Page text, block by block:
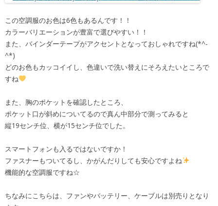
この空調服のお色は6色もあるんです！！
カラーバリエーションが豊富で選びやすい！！
また、バインダーテープがアクセントとなっておしゃれですね(*^-
^*)
どのお色もカッコイイし、色違いで洗い替えにそろえたいところで
すね
また、胸のポケットを確認したところ、
ポケット口が斜めについてるので真ん中部分で測ってみると
縦19センチ位、横が15センチ位でした。
スマートフォンも入るではないですか！
ファスナーもついてるし、かがんだりしても安心ですよね
機能的な空調服ですね☆
ちなみにこちらは、ファンやバッテリー、ケーブルは別売りとなり